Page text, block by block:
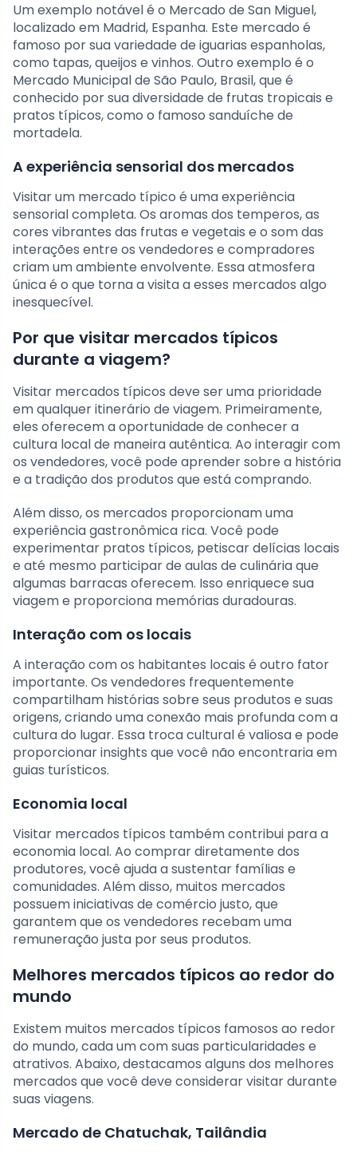
Um exemplo notável é o Mercado de San Miguel,
localizado em Madrid, Espanha. Este mercado é
famoso por sua variedade de iguarias espanholas,
como tapas, queijos e vinhos. Outro exemplo é o
Mercado Municipal de São Paulo, Brasil, que é
conhecido por sua diversidade de frutas tropicais e
pratos típicos, como o famoso sanduíche de
mortadela.
A experiência sensorial dos mercados
Visitar um mercado típico é uma experiência
sensorial completa. Os aromas dos temperos, as
cores vibrantes das frutas e vegetais e o som das
interações entre os vendedores e compradores
criam um ambiente envolvente. Essa atmosfera
única é o que torna a visita a esses mercados algo
inesquecível.
Por que visitar mercados típicos
durante a viagem?
Visitar mercados típicos deve ser uma prioridade
em qualquer itinerário de viagem. Primeiramente,
eles oferecem a oportunidade de conhecer a
cultura local de maneira autêntica. Ao interagir com
os vendedores, você pode aprender sobre a história
e a tradição dos produtos que está comprando.
Além disso, os mercados proporcionam uma
experiência gastronômica rica. Você pode
experimentar pratos típicos, petiscar delícias locais
e até mesmo participar de aulas de culinária que
algumas barracas oferecem. Isso enriquece sua
viagem e proporciona memórias duradouras.
Interação com os locais
A interação com os habitantes locais é outro fator
importante. Os vendedores frequentemente
compartilham histórias sobre seus produtos e suas
origens, criando uma conexão mais profunda com a
cultura do lugar. Essa troca cultural é valiosa e pode
proporcionar insights que você não encontraria em
guias turísticos.
Economia local
Visitar mercados típicos também contribui para a
economia local. Ao comprar diretamente dos
produtores, você ajuda a sustentar famílias e
comunidades. Além disso, muitos mercados
possuem iniciativas de comércio justo, que
garantem que os vendedores recebam uma
remuneração justa por seus produtos.
Melhores mercados típicos ao redor do
mundo
Existem muitos mercados típicos famosos ao redor
do mundo, cada um com suas particularidades e
atrativos. Abaixo, destacamos alguns dos melhores
mercados que você deve considerar visitar durante
suas viagens.
Mercado de Chatuchak, Tailândia